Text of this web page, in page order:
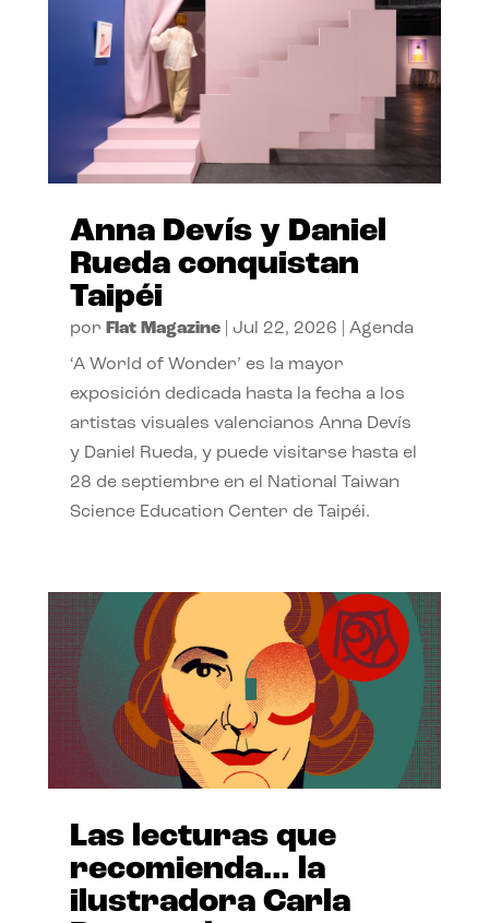
Anna Devís y Daniel
Rueda conquistan
Taipéi
por Flat Magazine| Jul 22, 2026 Agenda
‘A World of Wonder’ es la mayor
exposición dedicada hasta la fecha a los
artistas visuales valencianos Anna Devís
y Daniel Rueda, y puede visitarse hasta el
28 de septiembre en el National Taiwan
Science Education Center de Taipéi.
Las lecturas que
recomienda… la
ilustradora Carla